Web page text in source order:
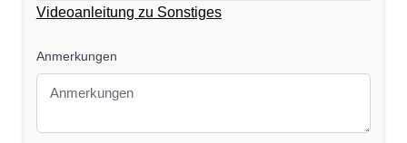
Videoanleitung zu Sonstiges
Anmerkungen